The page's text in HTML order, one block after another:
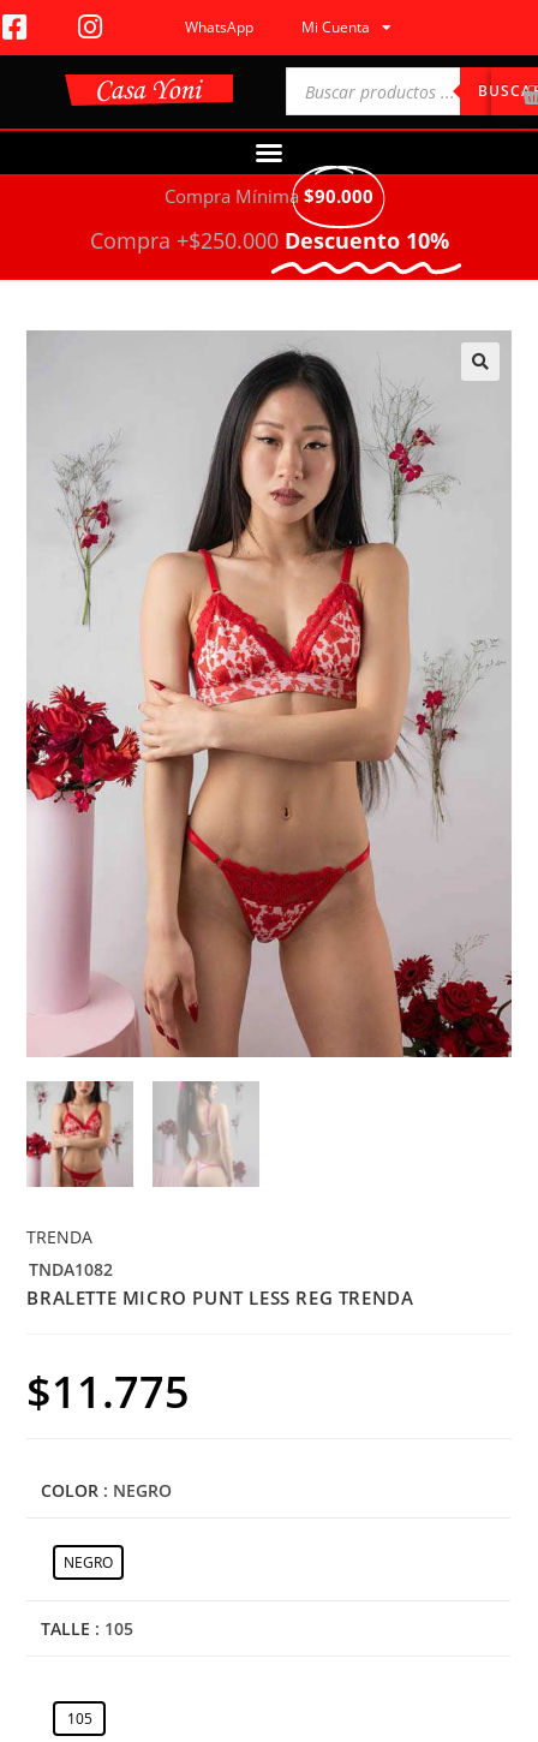
WhatsApp Mi Cuenta
Compra Mínima $90.000
Compra +$250.000 Descuento 10%
TRENDA
TNDA1082
BRALETTE MICRO PUNT LESS REG TRENDA
$11.775
COLOR : NEGRO
NEGRO
TALLE : 105
105